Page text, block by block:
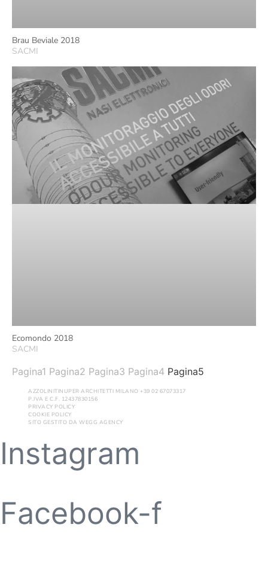
Brau Beviale 2018
SACMI
Ecomondo 2018
SACMI
Pagina1 Pagina2 Pagina3 Pagina4 Pagina5
Instagram
Facebook-f
AZZOLINITINUPER ARCHITETTI MILANO +39 02 67073317
P.IVA E C.F. 12437830156
PRIVACY POLICY
COOKIE POLICY
SITO GESTITO DA WEGG AGENCY